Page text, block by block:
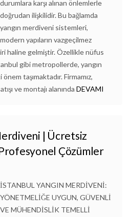
durumlara karşı alınan önlemlerle
doğrudan ilişkilidir. Bu bağlamda
yangın merdiveni sistemleri,
modern yapıların vazgeçilmez
haline gelmiştir. Özellikle nüfus
gibi metropollerde, yangın
taşımaktadır. Firmamız,
ve montajı alanında DEVAMI
| Ücretsiz
Çözümler
İSTANBUL YANGIN MERDİVENİ:
YÖNETMELİĞE UYGUN, GÜVENLİ
VE MÜHENDİSLİK TEMELLİ